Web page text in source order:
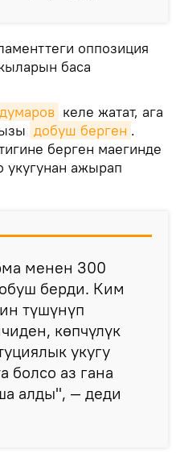
оппозиция
баса
келе жатат, ага
добуш берген .
берген маегинде
ажырап
менен 300
берди. Ким
түшүнүп
көпчүлүк
укугу
болсо аз гана
алды", — деди